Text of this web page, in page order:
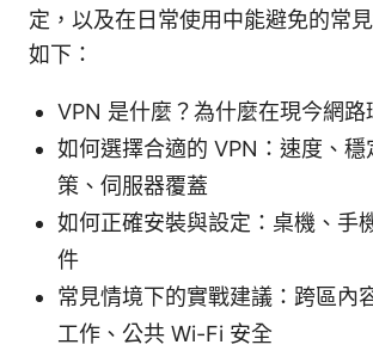
定，以及在日常使用中能避免的常
如下：
VPN 是什麼？為什麼在現今網路
如何選擇合適的 VPN：速度、穩
策、伺服器覆蓋
如何正確安裝與設定：桌機、手
件
常見情境下的實戰建議：跨區內
工作、公共 Wi-Fi 安全